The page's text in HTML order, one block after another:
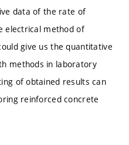
data of the rate of
electrical method of
give us the quantitative
methods in laboratory
of obtained results can
reinforced concrete